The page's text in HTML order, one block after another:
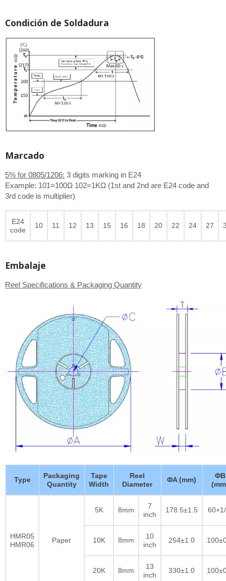
Condición de Soldadura
Marcado
5% for 0805/1206: 3 digits marking in E24
Example: 101=100Ω 102=1KΩ (1st and 2nd are E24 code and
3rd code is multiplier)
E24
code
10 11 12 13 15 16 18 20 22 24 27
Embalaje
Reel Specifications & Packaging Quantity
Type
Packaging
Quantity
Tape
Width
Reel
Diameter
ΦA (mm)
ΦB
HMR05
HMR06
Paper
5K 8mm
7
inch
178.5±1.5
10K 8mm
10
inch
254±1.0
20K 8mm
13
inch
330±1.0